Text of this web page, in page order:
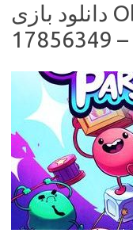
دانلود بازی Oblin Party Build